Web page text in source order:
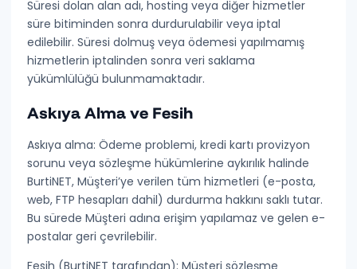
Süresi dolan alan adı, hosting veya diğer hizmetler
süre bitiminden sonra durdurulabilir veya iptal
edilebilir. Süresi dolmuş veya ödemesi yapılmamış
hizmetlerin iptalinden sonraveri saklama
yükümlülüğü bulunmamaktadır.
Askıya Alma ve Fesih
Askıya alma: Ödeme problemi, kredi kartı provizyon
sorunu veya sözleşme hükümlerine aykırılık halinde
BurtiNET, Müşteri’ye verilen tüm hizmetleri (e-posta,
web, FTP hesapları dahil) durdurma hakkını saklı tutar.
Bu sürede Müşteri adına erişim yapılamaz ve gelen e-
postalar geri çevrilebilir.
Fesih (BurtiNET tarafından): Müşteri sözleşme